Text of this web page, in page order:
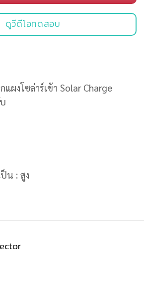
ดูวีดีโอทดสอบ
แผงโซล่าร์เข้า Solar Charge
น : สูง